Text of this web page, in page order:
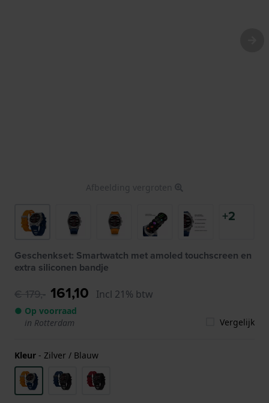
Afbeelding vergroten
+2
Geschenkset: Smartwatch met amoled touchscreen en
extra siliconen bandje
€ 179,- 161,10 Incl 21% btw
● Op voorraad
in Rotterdam
Vergelijk
Kleur - Zilver / Blauw